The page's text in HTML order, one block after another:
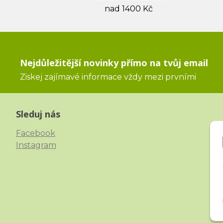
nad 1400 Kč
Nejdůležitější novinky přímo na tvůj email
Ziskej zajímavé informace vždy mezi prvními
Sleduj nás
Facebook
Instagram